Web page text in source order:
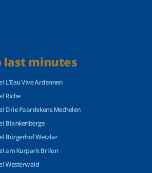
last minutes
L’Eau Vive Ardennen
Riche
Drie Paardekens Mechelen
Blankenberge
Bürgerhof Wetzlar
am Kurpark Brilon
Westerwald